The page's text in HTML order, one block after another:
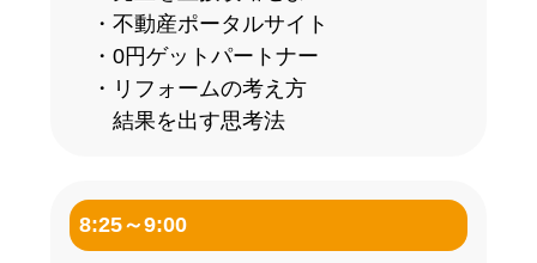
・不動産ポータルサイト
・0円ゲットパートナー
・リフォームの考え方
結果を出す思考法
8:25～9:00